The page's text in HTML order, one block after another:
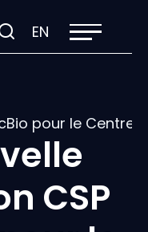
EN Visiter
la
:
English.
la
navigation
du
pour le
CSP